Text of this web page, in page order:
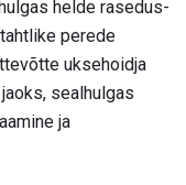
helde rasedus-
perede
uksehoidja
sealhulgas
ja